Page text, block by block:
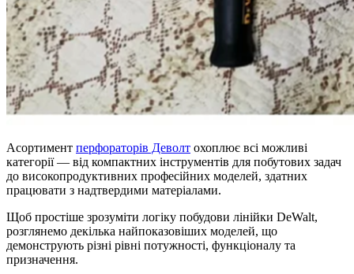
Асортимент перфораторів Деволт охоплює всі можливі
категорії — від компактних інструментів для побутових задач
до високопродуктивних професійних моделей, здатних
працювати з надтвердими матеріалами.
Щоб простіше зрозуміти логіку побудови лінійки DeWalt,
розглянемо декілька найпоказовіших моделей, що
демонструють різні рівні потужності, функціоналу та
призначення.